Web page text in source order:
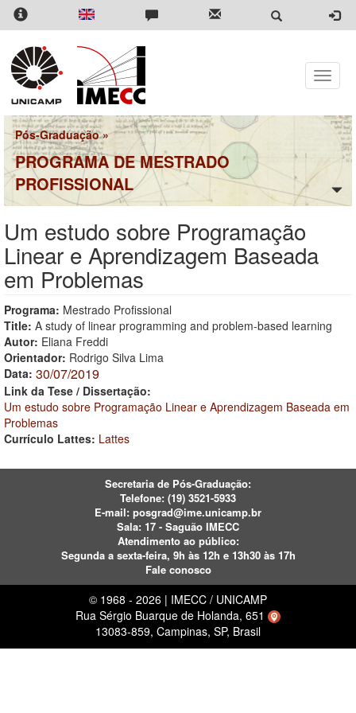
Pular
para
conteúdo
principal
Toggle
Pós-Graduação»
PROGRAMA DE MESTRADO
PROFISSIONAL
Um estudo sobre Programação
Linear e Aprendizagem Baseada
em Problemas
Programa: Mestrado Profissional
Title: A study of linear programming and problem-based learning
Autor: Eliana Freddi
Orientador: Rodrigo Silva Lima
Data: 30/07/2019
Link da Tese / Dissertação:
Um estudo sobre Programação Linear e Aprendizagem Baseada em
Problemas
Currículo Lattes: Lattes
Secretaria de Pós-Graduação:
Telefone: (19) 3521-5933
E-mail: posgrad@ime.unicamp.br
Sala: 17 - Saguão IMECC
Atendimento ao público:
Segunda a sexta-feira, 9h às 12h e 13h30 às 17h
Fale conosco
© 1968 - 2026 | IMECC / UNICAMP
Rua Sérgio Buarque de Holanda, 651
13083-859, Campinas, SP, Brasil